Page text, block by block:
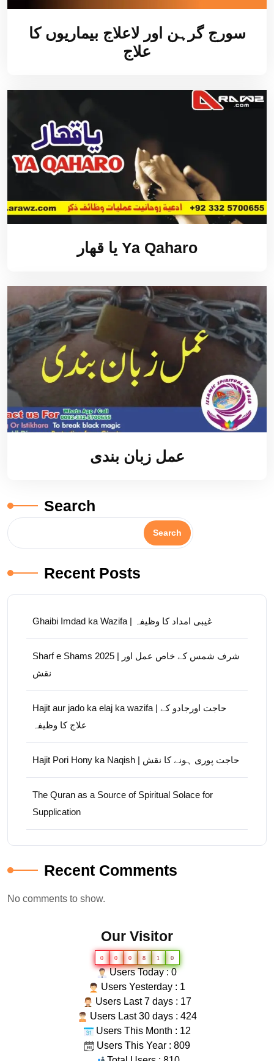
سورج گرہن اور لاعلاج بیماریوں کا
علاج
یا قھار Ya Qaharo
عمل زبان بندی
Search
Search
Recent Posts
Ghaibi Imdad ka Wazifa | غیبی امداد کا وظیفہ
Sharf e Shams 2025 | شرف شمس کے خاص عمل اور
نقش
Hajit aur jado ka elaj ka wazifa | حاجت اورجادو کے
علاج کا وظیفہ
Hajit Pori Hony ka Naqish | حاجت پوری ہونے کا نقش
The Quran as a Source of Spiritual Solace for
Supplication
Recent Comments
No comments to show.
Our Visitor
0 0 0 8 1 0
Users Today : 0
Users Yesterday : 1
Users Last 7 days : 17
Users Last 30 days : 424
Users This Month : 12
Users This Year : 809